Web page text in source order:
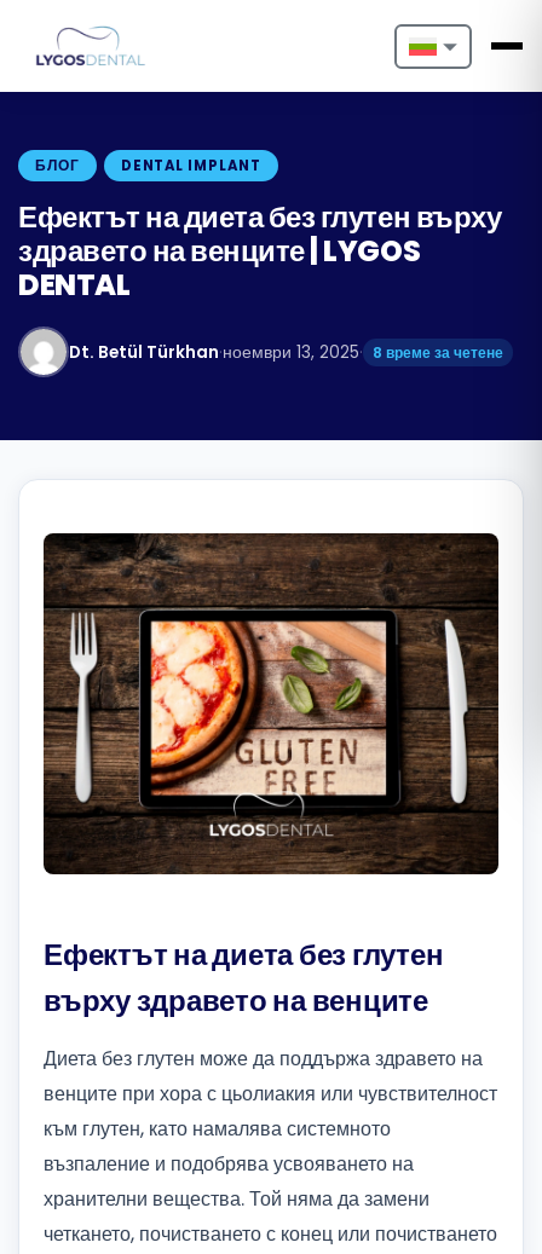
Nederlands
Deutsch
Español
Italiano
Български
Română
Русский
БЛОГ DENTAL IMPLANT
Ефектът на диета без глутен върху
здравето на венците | LYGOS
DENTAL
Dt. Betül Türkhan·ноември 13, 2025· 8 време за четене
Ефектът на диета без глутен
върху здравето на венците
Диета без глутен може да поддържа здравето на
венците при хора с цьолиакия или чувствителност
към глутен, като намалява системното
възпаление и подобрява усвояването на
хранителни вещества. Той няма да замени
четкането, почистването с конец или почистването